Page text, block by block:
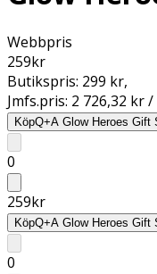
Webbpris
259kr
Butikspris: 299 kr,
Jmfs.pris: 2 726,32 kr /
KöpQ+A Glow Heroes Gift
0
259kr
KöpQ+A Glow Heroes Gift
0